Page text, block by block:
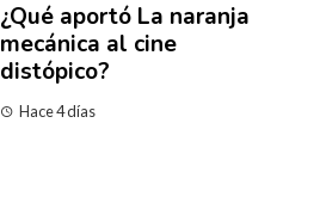
¿Qué aportó La naranja
mecánica al cine
distópico?
Hace 4 días